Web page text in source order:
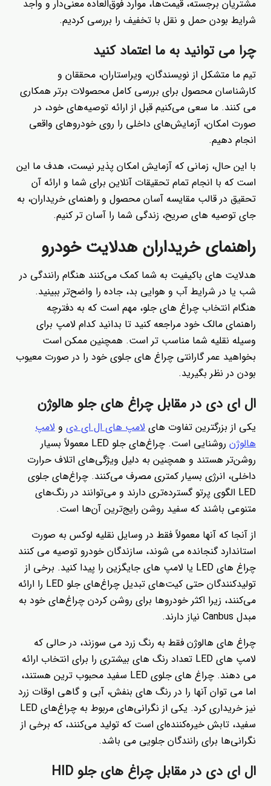
مشتریان برجسته، قیمت‌ها، موارد فوق‌العاده معنی‌دار و واجد
شرایط بودن حمل و نقل با تخفیف را بررسی کردیم.
چرا می توانید به ما اعتماد کنید
تیم ما متشکل از نویسندگان، ویراستاران، محققان و
کارشناسان محصول برای بررسی کامل محصولات برتر همکاری
می کنند. ما سعی می‌کنیم قبل از ارائه توصیه‌های خود، در
صورت امکان، آزمایش‌های داخلی را روی خودروهای واقعی
انجام دهیم.
با این حال، زمانی که آزمایش امکان پذیر نیست، هدف ما این
است که با انجام تمام تحقیقات آنلاین برای شما و ارائه آن
تحقیق در قالب مقایسه آسان محصول و راهنمای خریداران، به
جای توصیه های صریح، زندگی شما را آسان تر کنیم.
راهنمای خریداران هدلایت خودرو
هدلایت های باکیفیت به شما کمک می‌کنند هنگام رانندگی در
شب یا در شرایط آب و هوایی بد، جاده را واضح‌تر ببینید.
هنگام انتخاب چراغ های جلو، مهم است که به دفترچه
راهنمای مالک خود مراجعه کنید تا بدانید کدام لامپ برای
وسیله نقلیه شما مناسب تر است. همچنین ممکن است
بخواهید عمر گارانتی چراغ های جلوی خود را در صورت معیوب
بودن در نظر بگیرید.
ال ای دی در مقابل چراغ های جلو هالوژن
یکی از بزرگترین تفاوت های لامپ های ال ای دی و لامپ
هالوژن
روشنایی است. چراغ‌های جلو LED معمولاً بسیار
روشن‌تر هستند و همچنین به دلیل ویژگی‌های اتلاف حرارت
داخلی، انرژی بسیار کمتری مصرف می‌کنند. چراغ‌های جلوی
LED الگوی پرتو گسترده‌تری دارند و می‌توانند در رنگ‌های
متنوعی باشند که سفید روشن رایج‌ترین آن‌ها است.
از آنجا که آنها معمولاً فقط در وسایل نقلیه لوکس به صورت
استاندارد گنجانده می شوند، سازندگان خودرو توصیه می کنند
چراغ های LED یا لامپ های جایگزین را پیدا کنید. برخی از
تولیدکنندگان حتی کیت‌های تبدیل چراغ‌های جلو LED را ارائه
می‌کنند، زیرا اکثر خودروها برای روشن کردن چراغ‌های خود به
مبدل Canbus نیاز دارند.
چراغ های هالوژن فقط به رنگ زرد می سوزند، در حالی که
لامپ های LED تعداد رنگ های بیشتری را برای انتخاب ارائه
می دهند. چراغ های جلوی LED سفید محبوب ترین هستند،
اما می توان آنها را در رنگ های بنفش، آبی و گاهی اوقات زرد
نیز خریداری کرد. یکی از نگرانی‌های مربوط به چراغ‌های LED
سفید، تابش خیره‌کننده‌ای است که تولید می‌کنند، که برخی از
نگرانی‌ها برای رانندگان جلویی می باشد.
ال ای دی در مقابل چراغ های جلو HID